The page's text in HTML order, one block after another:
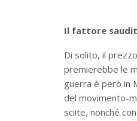
Il fattore
Di solito, il
premierebbe le
guerra è però in
del movimento-
sciite, nonché